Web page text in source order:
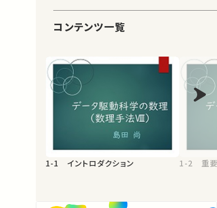
コンテンツ一覧
1-1 イントロダクション 1-2 重要